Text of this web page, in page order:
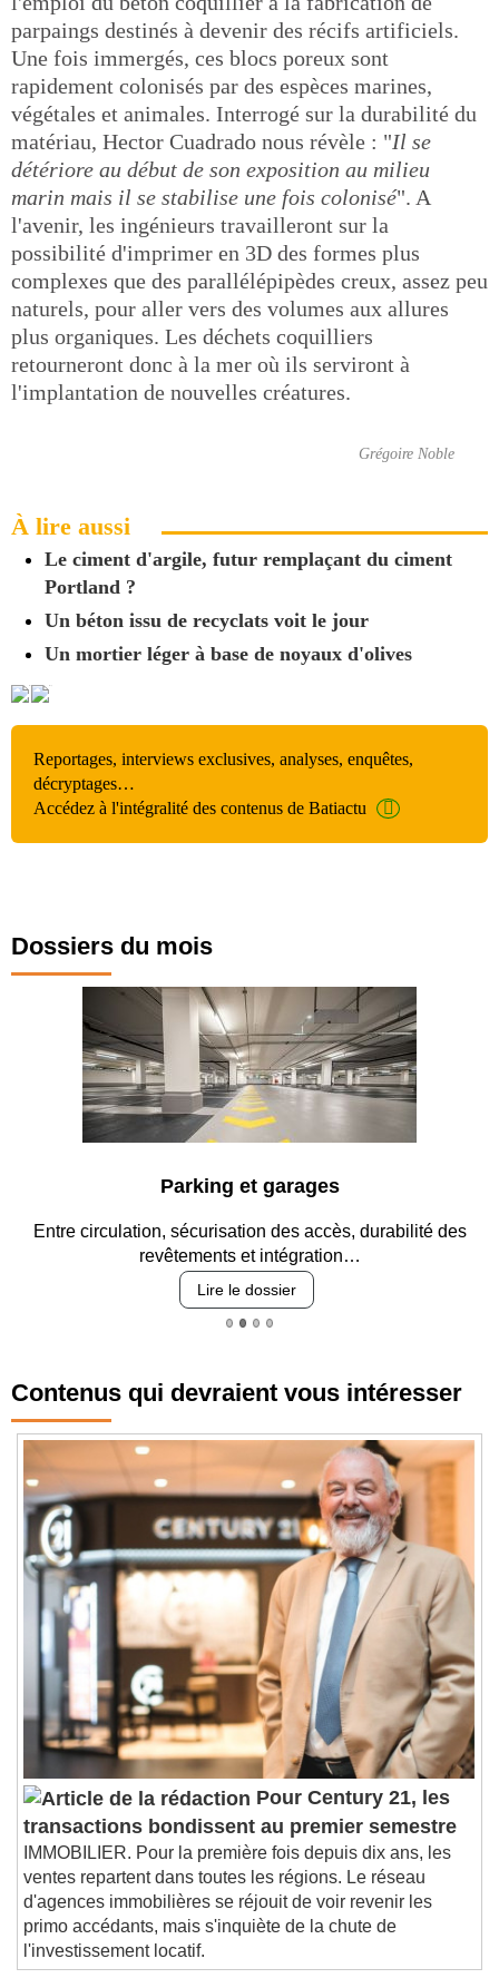
parpaings destinés à devenir des récifs artificiels.
Une fois immergés, ces blocs poreux sont
rapidement colonisés par des espèces marines,
végétales et animales. Interrogé sur la durabilité du
matériau, Hector Cuadrado nous révèle : "Il se
détériore au début de son exposition au milieu
marin mais il se stabilise une fois colonisé". A
l'avenir, les ingénieurs travailleront sur la
possibilité d'imprimer en 3D des formes plus
complexes que des parallélépipèdes creux, assez peu
naturels, pour aller vers des volumes aux allures
plus organiques. Les déchets coquilliers
retourneront donc à la mer où ils serviront à
l'implantation de nouvelles créatures.
Grégoire Noble
À lire aussi
Le ciment d'argile, futur remplaçant du ciment
Portland ?
Un béton issu de recyclats voit le jour
Un mortier léger à base de noyaux d'olives
Reportages, interviews exclusives, analyses, enquêtes,
décryptages…
Accédez à l'intégralité des contenus de Batiactu
Dossiers du mois
Parking et garages
Entre circulation, sécurisation des accès, durabilité des
revêtements et intégration…
Lire le dossier
Contenus qui devraient vous intéresser
Pour Century 21, les
transactions bondissent au premier semestre
IMMOBILIER. Pour la première fois depuis dix ans, les
ventes repartent dans toutes les régions. Le réseau
d'agences immobilières se réjouit de voir revenir les
primo accédants, mais s'inquiète de la chute de
l'investissement locatif.